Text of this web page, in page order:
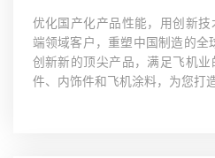
优化国产化产品性能，用创新
端领域客户，重塑中国制造的
创新新的顶尖产品，满足飞机
件、内饰件和飞机涂料，为您打